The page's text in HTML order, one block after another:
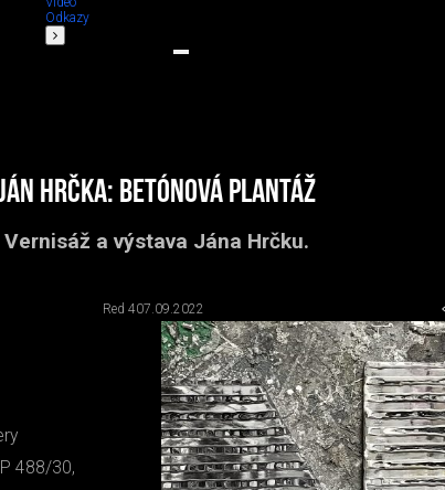
Odkazy
Hrčka: Betónová plantáž
Vernisáž a výstava Jána Hrčku.
Red 407.09.2022
488/30,